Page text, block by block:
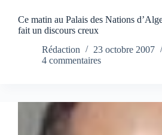
Ce matin au Palais des Nations
fait un discours creux
Rédaction
23 octobre 2007
4 commentaires